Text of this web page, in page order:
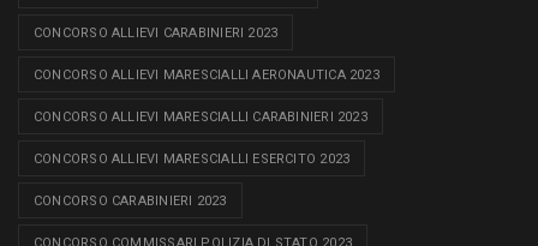
CONCORSO ALLIEVI CARABINIERI 2023
CONCORSO ALLIEVI MARESCIALLI AERONAUTICA 2023
CONCORSO ALLIEVI MARESCIALLI CARABINIERI 2023
CONCORSO ALLIEVI MARESCIALLI ESERCITO 2023
CONCORSO CARABINIERI 2023
CONCORSO COMMISSARI POLIZIA DI STATO 2023